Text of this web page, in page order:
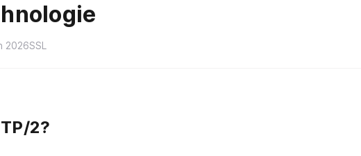
2026SSL
2?